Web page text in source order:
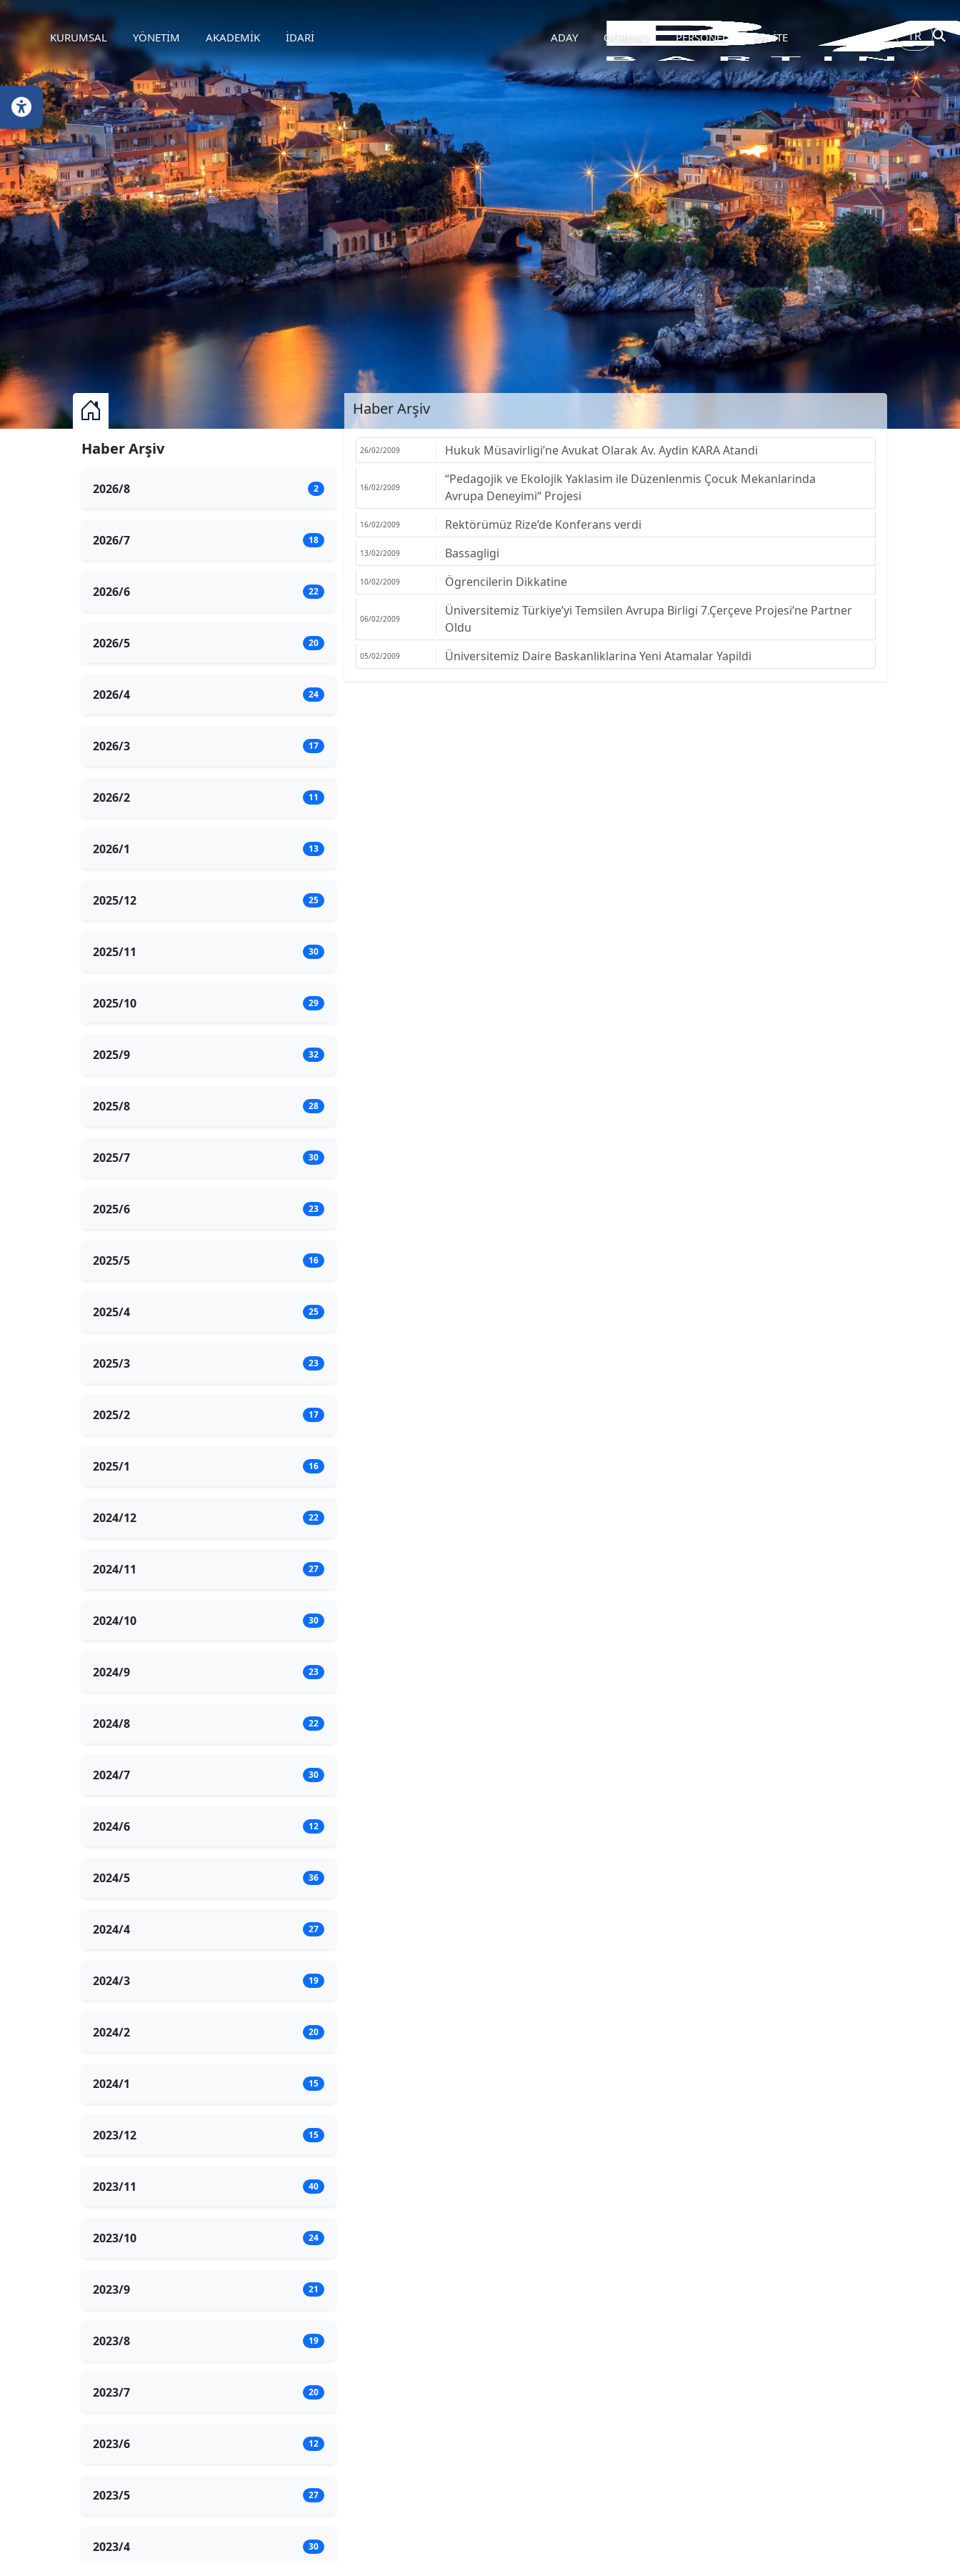
KURUMSAL YÖNETİM AKADEMİK İDARİ ADAY ÖĞRENCİ PERSONEL KALİTE TR
Haber Arşiv
Haber Arşiv
2026/8 2
2026/7 18
2026/6 22
2026/5 20
2026/4 24
2026/3 17
2026/2 11
2026/1 13
2025/12 25
2025/11 30
2025/10 29
2025/9 32
2025/8 28
2025/7 30
2025/6 23
2025/5 16
2025/4 25
2025/3 23
2025/2 17
2025/1 16
2024/12 22
2024/11 27
2024/10 30
2024/9 23
2024/8 22
2024/7 30
2024/6 12
2024/5 36
2024/4 27
2024/3 19
2024/2 20
2024/1 15
2023/12 15
2023/11 40
2023/10 24
2023/9 21
2023/8 19
2023/7 20
2023/6 12
2023/5 27
2023/4 30
26/02/2009 Hukuk Müsavirligi’ne Avukat Olarak Av. Aydin KARA Atandi
16/02/2009
“Pedagojik ve Ekolojik Yaklasim ile Düzenlenmis Çocuk Mekanlarinda
Avrupa Deneyimi“ Projesi
16/02/2009 Rektörümüz Rize’de Konferans verdi
13/02/2009 Bassagligi
10/02/2009 Ögrencilerin Dikkatine
06/02/2009
Üniversitemiz Türkiye’yi Temsilen Avrupa Birligi 7.Çerçeve Projesi’ne Partner
Oldu
05/02/2009 Üniversitemiz Daire Baskanliklarina Yeni Atamalar Yapildi